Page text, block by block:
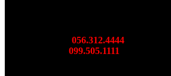
056.312.4444
099.505.1111